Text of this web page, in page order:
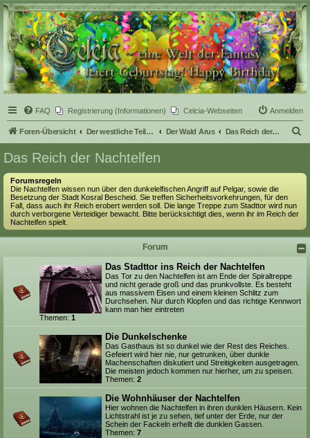
Celcia - eine Welt der
Fantasy
FAQ Registrierung (Informationen) Celcia-Webseiten Anmelden
Foren-Übersicht Der westliche Teil Celcias Der Wald Arus Das Reich der Nachtelfen
Das Reich der Nachtelfen
Forumsregeln
Die Nachtelfen wissen nun über den dunkelelfischen Angriff auf Pelgar, sowie die
Besetzung der Stadt Kosral Bescheid. Sie treffen Sicherheitsvorkehrungen, für den
Fall, dass auch ihr Reich erobert werden soll. Die lange Treppe zum Stadttor wird nun
durch verborgene Verteidiger bewacht. Bitte berücksichtigt dies, wenn ihr im Reich der
Nachtelfen spielt.
Forum
Das Stadttor ins Reich der Nachtelfen
Das Tor zu den Nachtelfen ist am Ende der Spiraltreppe
und nicht gerade groß und das prunkvollste. Es besteht
aus massivem Eisen und einem kleinen Schlitz zum
Durchsehen. Nur durch Klopfen und das richtige Kennwort
kann man hier eintreten
Themen: 1
Die Dunkelschenke
Das Gasthaus ist so dunkel wie der Rest des Reiches.
Gefeiert wird hier nie, nur getrunken, über dunkle
Machenschaften diskutiert und Streitigkeiten ausgetragen.
Die meisten jedoch kommen nur hierher, um zu speisen.
Themen: 2
Die Wohnhäuser der Nachtelfen
Hier wohnen die Nachtelfen in ihren dunklen Häusern. Kein
Lichtstrahl ist je zu sehen, tief unter der Erde, nur der
Schein der Fackeln erhellt die dunklen Gassen.
Themen: 7